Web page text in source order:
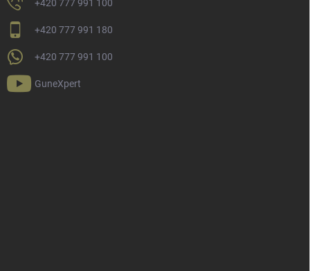
+420 777 991 100
+420 777 991 180
+420 777 991 100
GuneXpert